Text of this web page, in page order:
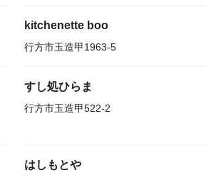
kitchenette boo
行方市玉造甲1963-5
すし処ひらま
行方市玉造甲522-2
はしもとや